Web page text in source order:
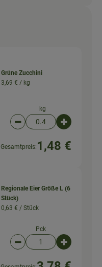
Grüne Zucchini
3,69 € / kg
kg
Artikelanzahl
Gesamtpreis: 1,48 €
Regionale Eier Größe L (6
Stück)
0,63 € / Stück
Pck
Artikelanzahl